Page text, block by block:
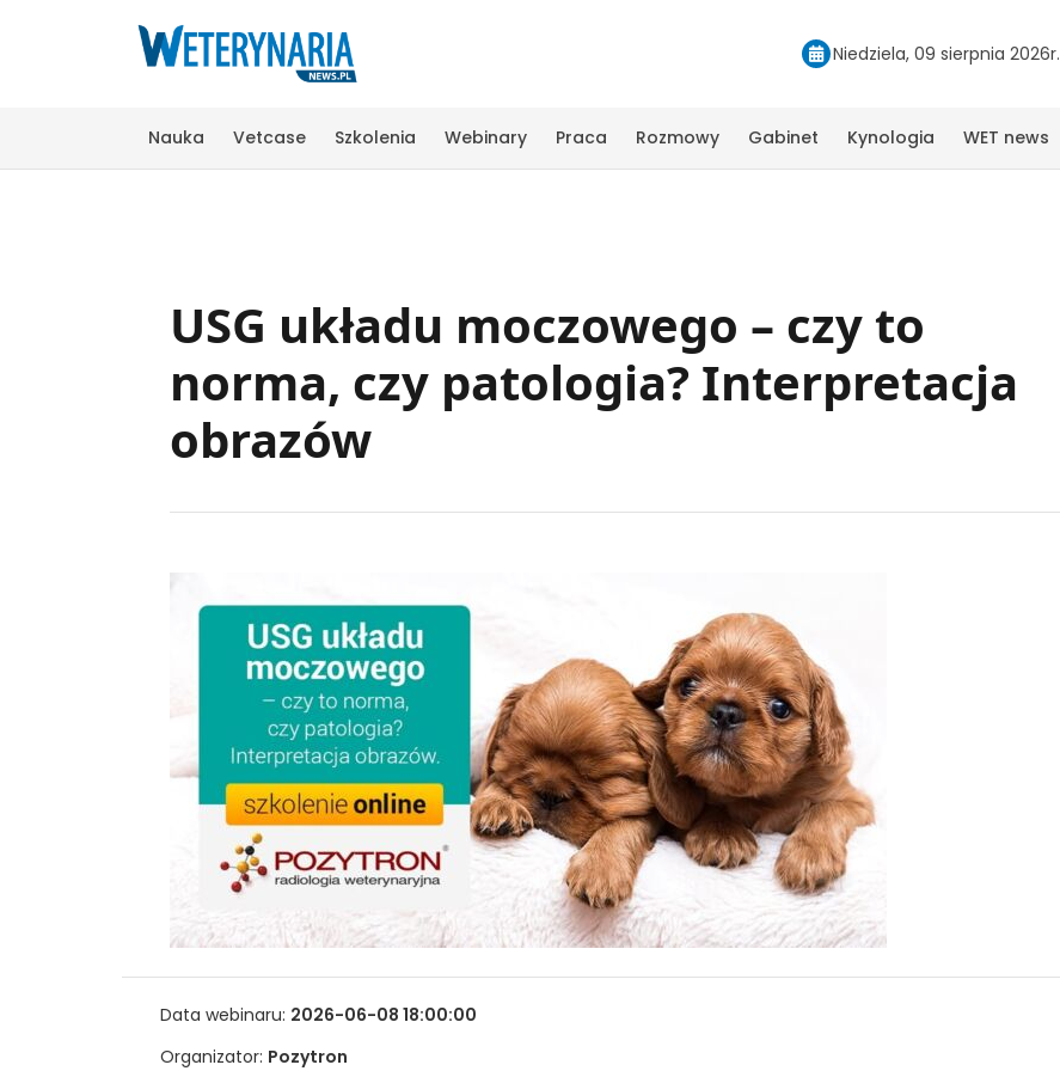
Niedziela, 09 sierpnia 2026r.
Nauka Vetcase Szkolenia Webinary Praca Rozmowy Gabinet Kynologia WET news
USG układu moczowego – czy to
norma, czy patologia? Interpretacja
obrazów
Data webinaru: 2026-06-08 18:00:00
Organizator: Pozytron